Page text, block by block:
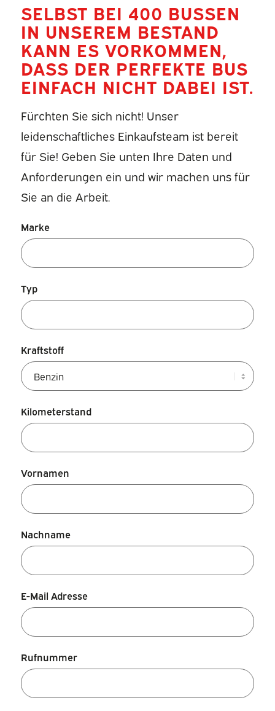
SELBST BEI 400 BUSSEN
IN UNSEREM BESTAND
KANN ES VORKOMMEN,
DASS DER PERFEKTE BUS
EINFACH NICHT DABEI IST.
Fürchten Sie sich nicht! Unser
leidenschaftliches Einkaufsteam ist bereit
für Sie! Geben Sie unten Ihre Daten und
Anforderungen ein und wir machen uns für
Sie an die Arbeit.
Marke
Typ
Kraftstoff
Kilometerstand
Vornamen
Nachname
E-Mail Adresse
Rufnummer